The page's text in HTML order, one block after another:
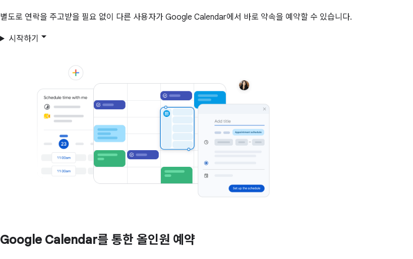
별도로 연락을 주고받을 필요 없이 다른 사용자가 Google Calendar에서 바로 약속을 예약할 수 있습니다.
시작하기
Google Calendar를 통한 올인원 예약